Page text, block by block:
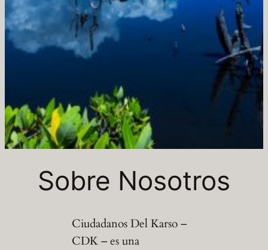
Sobre Nosotros
Ciudadanos Del Karso –
CDK – es una